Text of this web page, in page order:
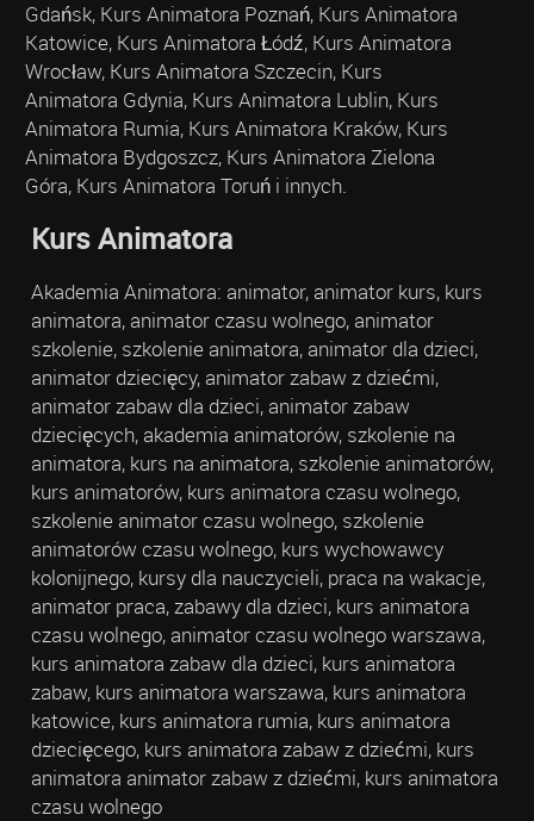
Gdańsk, Kurs Animatora Poznań, Kurs Animatora
Katowice, Kurs Animatora Łódź, Kurs Animatora
Wrocław, Kurs Animatora Szczecin, Kurs
Animatora Gdynia, Kurs Animatora Lublin, Kurs
Animatora Rumia, Kurs Animatora Kraków, Kurs
Animatora Bydgoszcz, Kurs Animatora Zielona
Góra, Kurs Animatora Toruń i innych.
Kurs Animatora
Akademia Animatora: animator, animator kurs, kurs
animatora, animator czasu wolnego, animator
szkolenie, szkolenie animatora, animator dla dzieci,
animator dziecięcy, animator zabaw z dziećmi,
animator zabaw dla dzieci, animator zabaw
dziecięcych, akademia animatorów, szkolenie na
animatora, kurs na animatora, szkolenie animatorów,
kurs animatorów, kurs animatora czasu wolnego,
szkolenie animator czasu wolnego, szkolenie
animatorów czasu wolnego, kurs wychowawcy
kolonijnego, kursy dla nauczycieli, praca na wakacje,
animator praca, zabawy dla dzieci, kurs animatora
czasu wolnego, animator czasu wolnego warszawa,
kurs animatora zabaw dla dzieci, kurs animatora
zabaw, kurs animatora warszawa, kurs animatora
katowice, kurs animatora rumia, kurs animatora
dziecięcego, kurs animatora zabaw z dziećmi, kurs
animatora animator zabaw z dziećmi, kurs animatora
czasu wolnego